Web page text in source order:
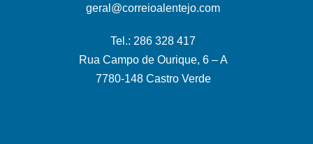
geral@correioalentejo.com
Tel.: 286 328 417
Rua Campo de Ourique, 6 – A
7780-148 Castro Verde